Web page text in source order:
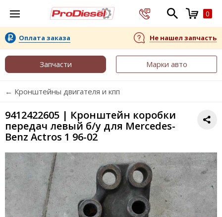
0
Оплата заказа Не нашел запчасть
Запчасти Марки авто
← Кронштейны двигателя и кпп
9412422605 | Кронштейн коробки
передач левый б/у для Mercedes-
Benz Actros 1 96-02